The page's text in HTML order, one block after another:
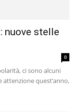
nuove stelle
0
ci sono alcuni
quest’anno,